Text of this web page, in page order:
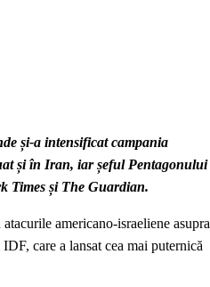
și-a intensificat campania
și în Iran, iar șeful Pentagonului
Times și The Guardian.
americano-israeliene asupra
care a lansat cea mai puternică